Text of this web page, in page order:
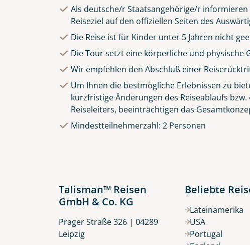
Als deutsche/r Staatsangehörige/r
Reiseziel auf den offiziellen Seiten des
Die Reise ist für Kinder unter 5 Jahren nicht
Die Tour setzt eine körperliche und
Wir empfehlen den Abschluß einer
Um Ihnen die bestmögliche Erlebnissen zu
kurzfristige Änderungen des Reiseablaufs
Reiseleiters, beeinträchtigen das
Mindestteilnehmerzahl: 2 Personen
Talisman™ Reisen
GmbH & Co. KG
Prager Straße 326 | 04289
Leipzig
Beliebte
Lateinamerika
USA
Portugal